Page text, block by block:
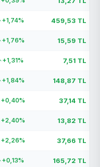
+1,74% 459,53 TL
+1,76% 15,59 TL
+1,31% 7,51 TL
+1,84% 148,87 TL
+0,40% 37,14 TL
+2,40% 13,82 TL
+2,26% 37,66 TL
+0,13% 165,72 TL